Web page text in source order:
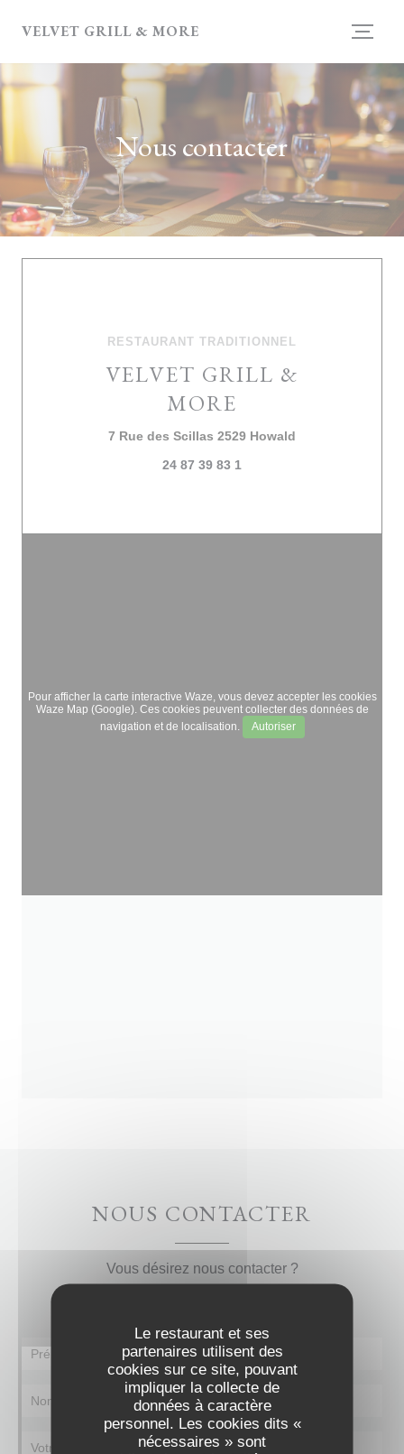
Le restaurant et ses
partenaires utilisent des
cookies sur ce site, pouvant
impliquer la collecte de
données à caractère
personnel. Les cookies dits «
nécessaires » sont
VELVET GRILL & MORE
Nous contacter
RESTAURANT TRADITIONNEL
VELVET GRILL &
MORE
7 Rue des Scillas 2529 Howald
24 87 39 83 1
Pour afficher la carte interactive Waze, vous devez accepter les cookies
Waze Map (Google). Ces cookies peuvent collecter des données de
navigation et de localisation.
Autoriser
NOUS CONTACTER
Vous désirez nous contacter ?